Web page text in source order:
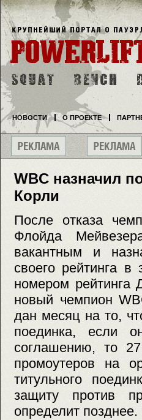
WBC назначил
Корли
После отказа
Флойда
вакантным и
своего рейтинга
номером рейтинга
новый чемпион
дан месяц на то,
поединка, если
соглашению, то 27
промоутеров на
титульного
защиту против
определит позднее.
НОВОСТИ О ПРОЕКТЕ